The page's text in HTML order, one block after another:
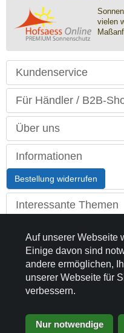
vielen
Kundenservice
Für Händler / B2B-
Über uns
Informationen
Bestellung widerrufen
Interessante Themen
Land / Sprache
Kontakt
Partnerseiten
Auf unserer Webseite
Einige davon sind
andere ermöglichen,
unserer Webseite für
verbessern.
Nur notwendige